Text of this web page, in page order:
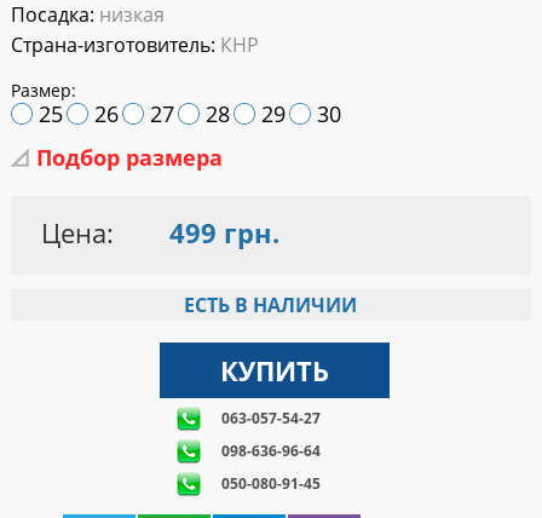
Посадка: низкая
Страна-изготовитель: КНР
Размер:
25 26 27 28 29
30
Подбор размера
Цена: 499 грн.
ЕСТЬ В НАЛИЧИИ
063-057-54-27
098-636-96-64
050-080-91-45